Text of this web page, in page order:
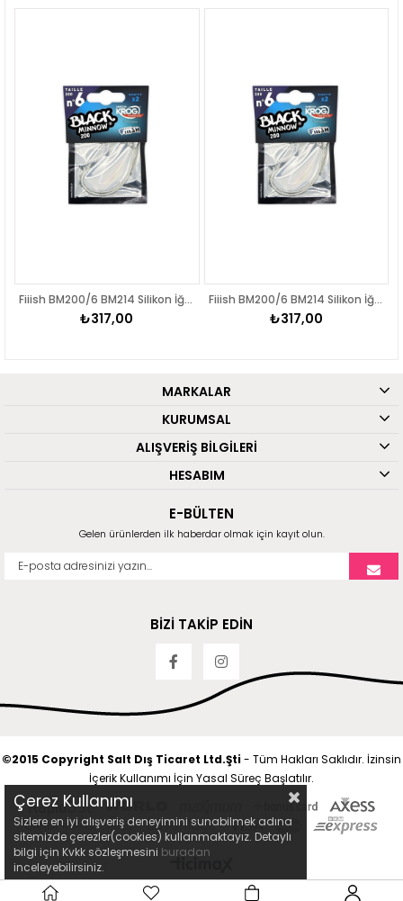
Fiiish BM200/6 BM214 Silikon İğnesi
₺317,00
Fiiish BM200/6 BM214 Silikon İğnesi
₺317,00
MARKALAR
KURUMSAL
ALIŞVERİŞ BİLGİLERİ
HESABIM
E-BÜLTEN
Gelen ürünlerden ilk haberdar olmak için kayıt olun.
BİZİ TAKİP EDİN
©2015 Copyright Salt Dış Ticaret Ltd.Şti- Tüm Hakları Saklıdır. İzinsin
İçerik Kullanımı İçin Yasal Süreç Başlatılır.
Çerez Kullanımı
Sizlere en iyi alışveriş deneyimini sunabilmek adına
sitemizde çerezler(cookies) kullanmaktayız. Detaylı
bilgi için Kvkk sözleşmesini buradan
inceleyebilirsiniz.